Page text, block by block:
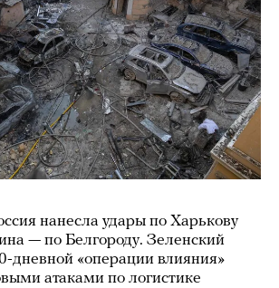
нанесла удары по Харькову
— по Белгороду. Зеленский
дневной «операции влияния»
атаками по логистике